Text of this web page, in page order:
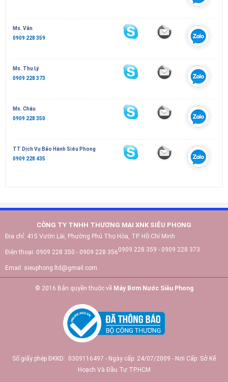
Ms. Vân
0909 228 359
Ms. Thu Lý
0909 228 373
Ms. Châu
0909 228 350
TT Dịch Vụ Bảo Hành Siêu Phong
0909 228 435
CÔNG TY TNHH THƯƠNG MẠI XNK SIÊU PHONG
Địa chỉ: 415 Vườn Lài, Phường Phú Thọ Hòa, TP. Hồ Chí Minh
Điện thoại: 0909 228 350 - 0909 228 3560909 228 359 - 0909 228 373
Email: sieuphong.ltd@gmail.com
© 2016 Bản quyền thuộc về Máy Bơm Nước Siêu Phong
Số giấy phép ĐKKD: 0309116497 - Ngày cấp: 24/07/2009 - Nơi Cấp: Sở Kế
Hoạch Và Đầu Tư TP.HCM